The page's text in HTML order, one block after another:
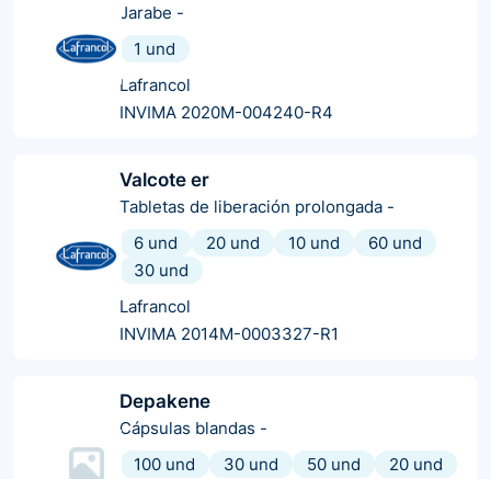
Jarabe -
1 und
Lafrancol
INVIMA 2020M-004240-R4
Valcote er
Tabletas de liberación prolongada -
6 und
20 und 10 und
60 und
30 und
Lafrancol
INVIMA 2014M-0003327-R1
Depakene
Cápsulas blandas -
100 und
30 und 50 und
20 und